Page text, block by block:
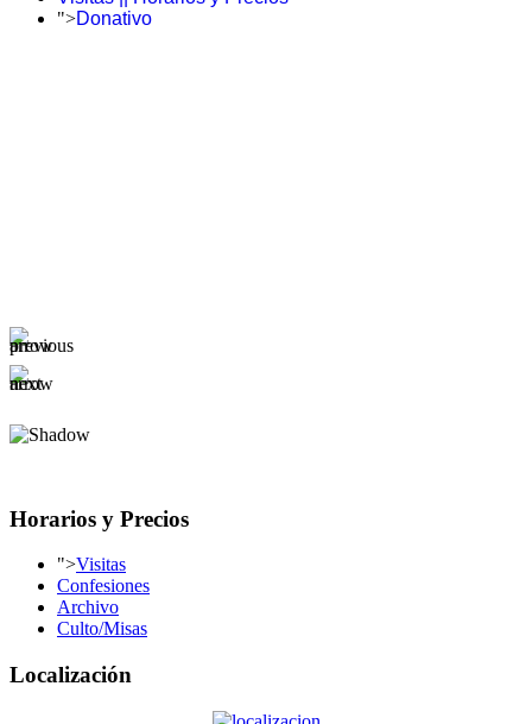
">Donativo
Horarios y Precios
">Visitas
Confesiones
Archivo
Culto/Misas
Localización